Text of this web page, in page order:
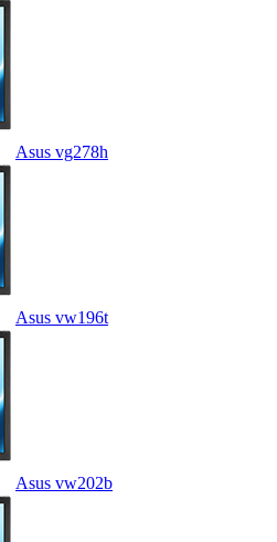
Asus vg278h
Asus vw196t
Asus vw202b